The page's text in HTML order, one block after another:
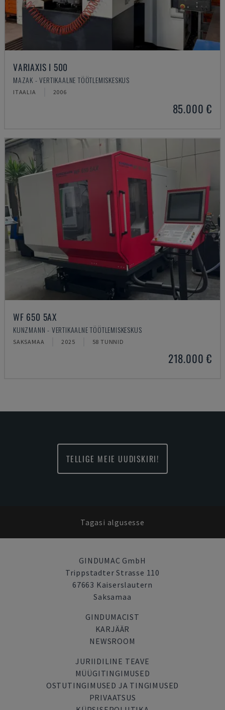
VARIAXIS I 500
MAZAK - VERTIKAALNE TÖÖTLEMISKESKUS
ITAALIA 2006
85.000 €
WF 650 5AX
KUNZMANN - VERTIKAALNE TÖÖTLEMISKESKUS
SAKSAMAA 2025 58 TUNNID
218.000 €
TELLIGE MEIE UUDISKIRI!
Tagasi algusesse
GINDUMAC GmbH
Trippstadter Strasse 110
67663 Kaiserslautern
Saksamaa
GINDUMACIST
KARJÄÄR
NEWSROOM
JURIIDILINE TEAVE
MÜÜGITINGIMUSED
OSTUTINGIMUSED JA TINGIMUSED
PRIVAATSUS